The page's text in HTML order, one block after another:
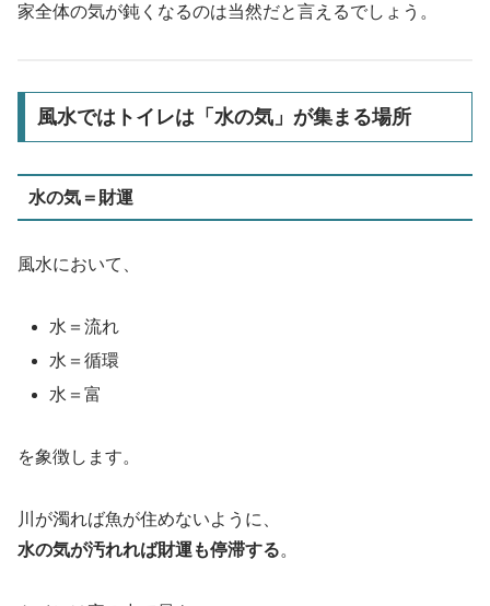
家全体の気が鈍くなるのは当然だと言えるでしょう。
風水ではトイレは「水の気」が集まる場所
水の気＝財運
風水において、
水＝流れ
水＝循環
水＝富
を象徴します。
川が濁れば魚が住めないように、
水の気が汚れれば財運も停滞する。